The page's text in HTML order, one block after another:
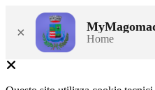
× Home